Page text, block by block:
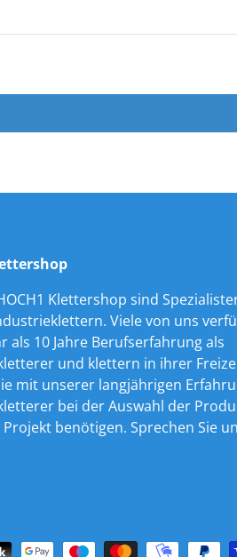
Klettershop sind
Viele von uns
als 10 Jahre Berufserfahrung als
und klettern in ihrer
mit unserer langjährigen
bei der Auswahl der
benötigen. Sprechen Sie